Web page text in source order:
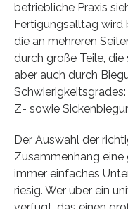
betriebliche Praxis
Fertigungsalltag wird
die an mehreren
durch große Teile, die
aber auch durch
Z- sowie
Der Auswahl der
Zusammenhang eine
immer einfaches
riesig. Wer über ein